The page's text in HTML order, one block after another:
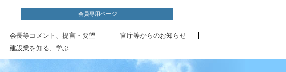
会員専用ページ
会長等コメント、提言・要望
官庁等からのお知らせ
建設業を知る、学ぶ